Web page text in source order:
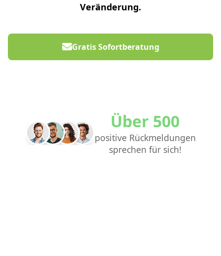
Veränderung.
Gratis Sofortberatung
Über 500
positive Rückmeldungen
sprechen für sich!